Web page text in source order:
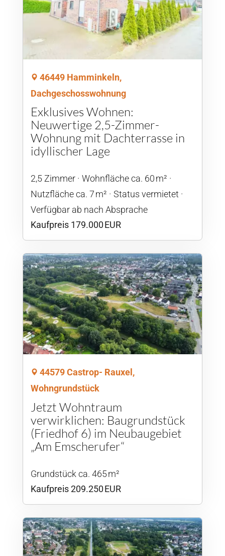
46449 Hamminkeln,
Dachgeschosswohnung
Exklusives Wohnen:
Neuwertige 2,5-Zimmer-
Wohnung mit Dachterrasse in
idyllischer Lage
2,5 Zimmer
Wohnfläche ca. 60 m²
Nutzfläche ca. 7 m²
Status vermietet
Verfügbar ab nach Absprache
Kaufpreis 179.000 EUR
44579 Castrop- Rauxel,
Wohngrundstück
Jetzt Wohntraum
verwirklichen: Baugrundstück
(Friedhof 6) im Neubaugebiet
„Am Emscherufer“
Grund­stück ca. 465 m²
Kaufpreis 209.250 EUR